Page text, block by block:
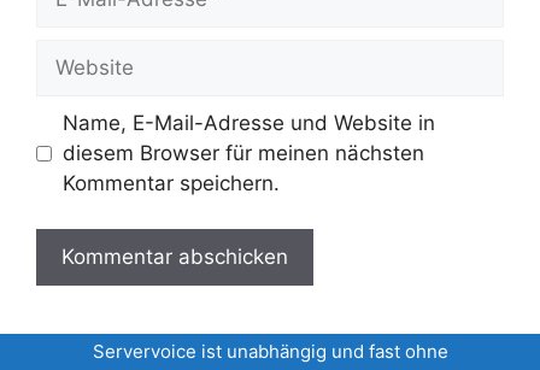
Mail-
Name, E-Mail-Adresse und Website in
diesem Browser für meinen nächsten
Kommentar speichern.
Servervoice ist unabhängig und fast ohne